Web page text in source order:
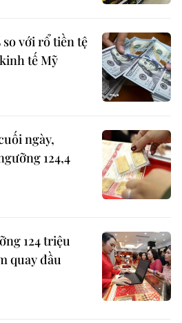
so với rổ tiền tệ
tế Mỹ
ngày,
124,4
124 triệu
quay đầu